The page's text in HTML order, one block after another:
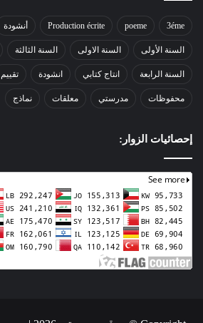
3éme
poeme
Production écrite أنشودة
السنة الأولى السنة الاولى السنة الثالثة
السنة الرابعة انتاج كتابي انشودة تقييم
محفوظات مدرستي معلقات نماذج
إحصائيات الزوار: